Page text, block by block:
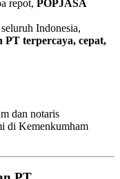
repot, POPJASA
Indonesia,
PT terpercaya, cepat,
dan notaris
di Kemenkumham